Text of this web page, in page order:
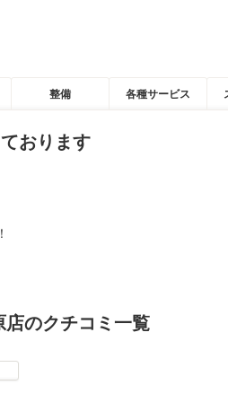
整備 各種サービス
おります
のクチコミ一覧